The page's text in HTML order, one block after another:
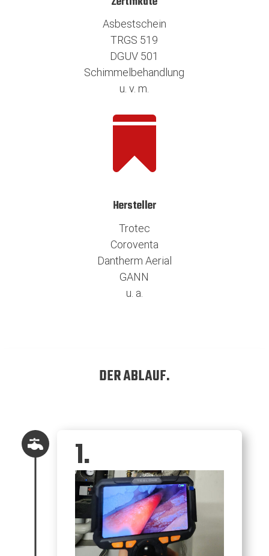
Asbestschein
TRGS 519
DGUV 501
Schimmelbehandlung
u. v. m.

Hersteller
Trotec
Coroventa
Dantherm Aerial
GANN
u. a.
DER ABLAUF.
1.
